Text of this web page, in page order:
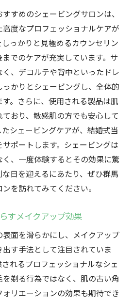
すめのシェービングサロンは、
度なプロフェッショナルケアが
っかりと見極めるカウンセリン
でのケアが充実しています。サ
、デコルテや背中といったドレ
かりとシェービングし、全体的
。さらに、使用される製品は肌
おり、敏感肌の方でも安心して
シェービングケアが、結婚式当
ポートします。シェービングは
、一度体験するとその効果に驚
日を迎えるにあたり、ぜひ群馬
を訪れてみてください。
すメイクアップ効果
面を滑らかにし、メイクアップ
す手法として注目されていま
れるプロフェッショナルなシェ
剃る行為ではなく、肌の古い角
リエーションの効果も期待でき